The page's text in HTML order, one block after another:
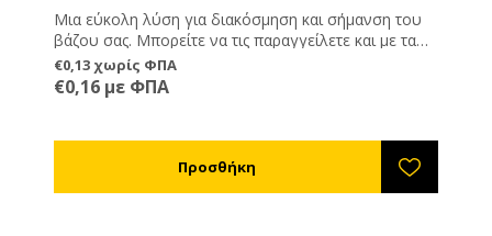
Μια εύκολη λύση για διακόσμηση και σήμανση του
βάζου σας. Μπορείτε να τις παραγγείλετε και με τα
στοιχεία σας εκτυπωμένα, καθώς και ημερομηνία
παραγωγής, λήξης και καθαρό βάρος.
€0,13 χωρίς ΦΠΑ
€0,16 με ΦΠΑ